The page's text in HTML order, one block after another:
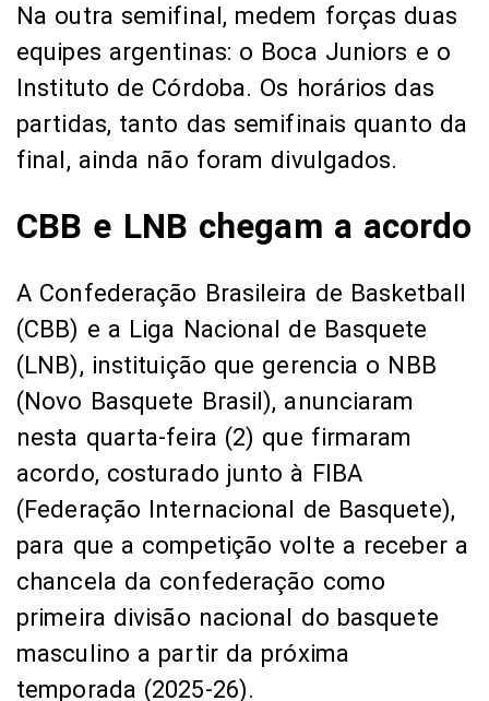
Na outra semifinal, medem forças duas
equipes argentinas: o Boca Juniors e o
Instituto de Córdoba. Os horários das
partidas, tanto das semifinais quanto da
final, ainda não foram divulgados.
CBB e LNB chegam a acordo
A Confederação Brasileira de Basketball
(CBB) e a Liga Nacional de Basquete
(LNB), instituição que gerencia o NBB
(Novo Basquete Brasil), anunciaram
nesta quarta-feira (2) que firmaram
acordo, costurado junto à FIBA
(Federação Internacional de Basquete),
para que a competição volte a receber a
chancela da confederação como
primeira divisão nacional do basquete
masculino a partir da próxima
temporada (2025-26).